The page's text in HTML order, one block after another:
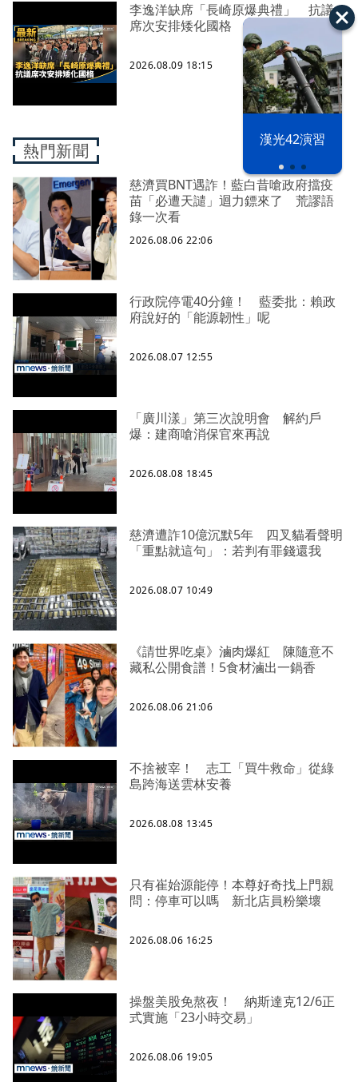
漢光42演習
李逸洋缺席「長崎原爆典禮」 抗議
席次安排矮化國格
2026.08.09 18:15
熱門新聞
慈濟買BNT遇詐！藍白昔嗆政府擋疫
苗「必遭天譴」迴力鏢來了 荒謬語
錄一次看
2026.08.06 22:06
行政院停電40分鐘！ 藍委批：賴政
府說好的「能源韌性」呢
2026.08.07 12:55
「廣川漾」第三次說明會 解約戶
爆：建商嗆消保官來再說
2026.08.08 18:45
慈濟遭詐10億沉默5年 四叉貓看聲明
「重點就這句」：若判有罪錢還我
2026.08.07 10:49
《請世界吃桌》滷肉爆紅 陳隨意不
藏私公開食譜！5食材滷出一鍋香
2026.08.06 21:06
不捨被宰！ 志工「買牛救命」從綠
島跨海送雲林安養
2026.08.08 13:45
只有崔始源能停！本尊好奇找上門親
問：停車可以嗎 新北店員粉樂壞
2026.08.06 16:25
操盤美股免熬夜！ 納斯達克12/6正
式實施「23小時交易」
2026.08.06 19:05